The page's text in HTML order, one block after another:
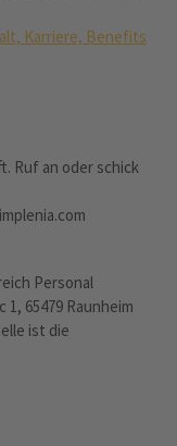
Karriere, Benefits
Ruf an oder schick
Personal
1, 65479 Raunheim
ist die